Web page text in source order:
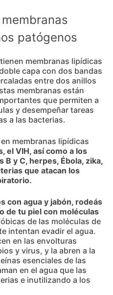
patógenos
membranas lipídicas
capa con dos bandas
entre dos anillos
membranas están
que permiten a
y desempeñar tareas
a las bacterias.
membranas lipídicas
el VIH, así como a los
y C, herpes, Ébola, zika,
que atacan los
con agua y jabón, rodeás
de tu piel con moléculas
de las moléculas de
intentan evadir el agua.
en las envolturas
y virus, y la abren a la
esenciales de las
en el agua que las
e inutilizando a los